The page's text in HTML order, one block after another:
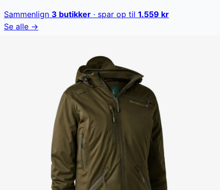
Sammenlign 3 butikker · spar op til 1.559 kr
Se alle →
jakke designet til jagt og udendørsaktiviteter. Jakken er
en del af den innovative lag-på-lag Excape-
helårskollektion og fås både i ensfarvet og Realtree
EXCAPE™-camouflagemønster. Den har en justerbar
hætte og et avanceret camouflagemønster, hvilket gør
den velegnet til forskellige jagtsituationer og
Deerhunter Lady Excape vinterjakke koster lige nu 1.040
kr. Den laveste pris, der nogensinde er registreret - ca.
19,9 % lavere end den højeste registrerede pris på 1.299